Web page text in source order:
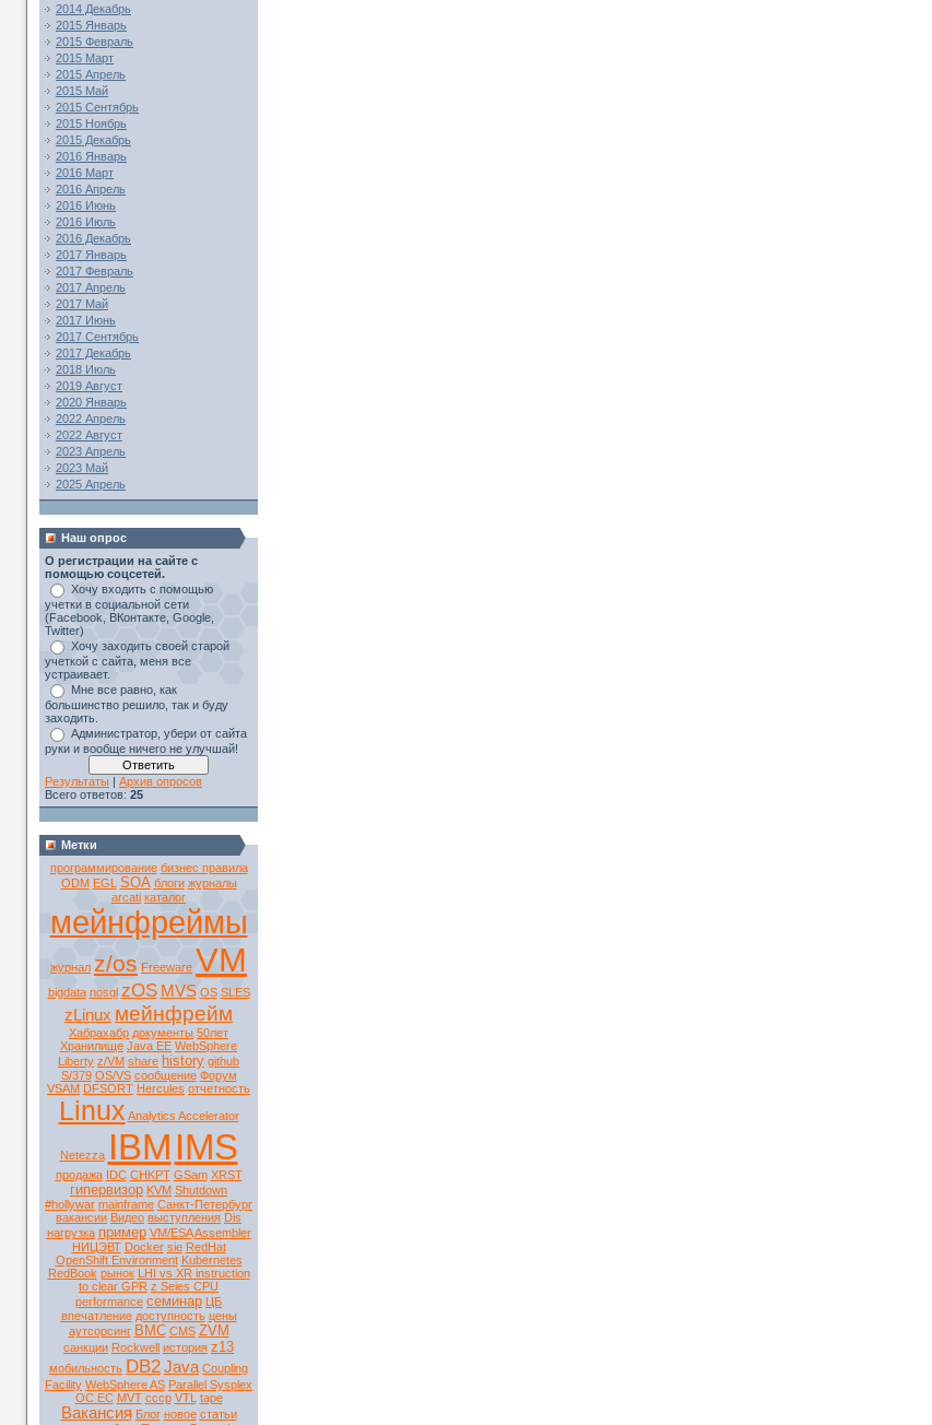
2014 Декабрь
2015 Январь
2015 Февраль
2015 Март
2015 Апрель
2015 Май
2015 Сентябрь
2015 Ноябрь
2015 Декабрь
2016 Январь
2016 Март
2016 Апрель
2016 Июнь
2016 Июль
2016 Декабрь
2017 Январь
2017 Февраль
2017 Апрель
2017 Май
2017 Июнь
2017 Сентябрь
2017 Декабрь
2018 Июль
2019 Август
2020 Январь
2022 Апрель
2022 Август
2023 Апрель
2023 Май
2025 Апрель
Наш опрос
О регистрации на сайте с
помощью соцсетей.
Хочу входить с помощью
учетки в социальной сети
(Facebook, ВКонтакте, Google,
Twitter)
Хочу заходить своей старой
учеткой с сайта, меня все
устраивает.
Мне все равно, как
большинство решило, так и буду
заходить.
Администратор, убери от сайта
руки и вообще ничего не улучшай!
Результаты | Архив опросов
Всего ответов: 25
Метки
программирование бизнес правила
ODM EGL SOA блоги журналы
arcati каталог
мейнфреймы
журнал z/os Freeware VM
bigdata nosql zOS MVS OS SLES
zLinux мейнфрейм
Хабрахабр документы 50лет
Хранилище Java EE WebSphere
Liberty z/VM share history github
S/379 OS/VS сообщение Форум
VSAM DFSORT Hercules отчетность
Linux Analytics Accelerator
Netezza IBM IMS
продажа IDC CHKPT GSam XRST
гипервизор KVM Shutdown
#hollywar mainframe Санкт-Петербург
вакансии Видео выступления Dis
нагрузка пример VM/ESA Assembler
НИЦЭВТ Docker sie RedHat
OpenShift Environment Kubernetes
RedBook рынок LHI vs XR instruction
to clear GPR z Seies CPU
performance семинар ЦБ
впечатление доступность цены
аутсорсинг BMC CMS ZVM
санкции Rockwell история z13
мобильность DB2Java Coupling
Facility WebSphere AS Parallel Sysplex
ОС ЕС MVT ссср VTL tape
Вакансия Блог новое статьи